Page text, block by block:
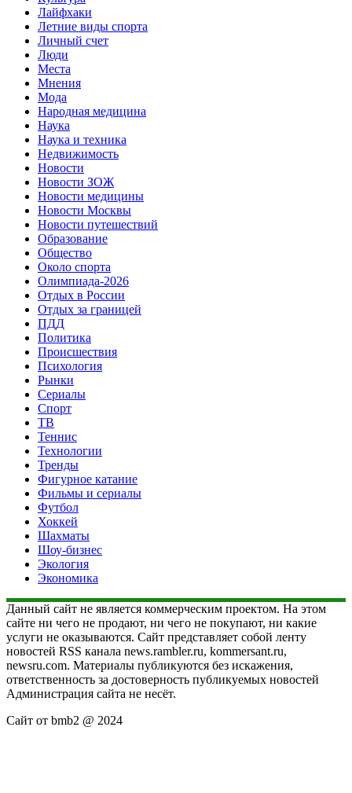
Лайфхаки
Летние виды спорта
Личный счет
Люди
Места
Мнения
Мода
Народная медицина
Наука
Наука и техника
Недвижимость
Новости
Новости ЗОЖ
Новости медицины
Новости Москвы
Новости путешествий
Образование
Общество
Около спорта
Олимпиада-2026
Отдых в России
Отдых за границей
ПДД
Политика
Происшествия
Психология
Рынки
Сериалы
Спорт
ТВ
Теннис
Технологии
Тренды
Фигурное катание
Фильмы и сериалы
Футбол
Хоккей
Шахматы
Шоу-бизнес
Экология
Экономика
Данный сайт не является коммерческим проектом. На этом
сайте ни чего не продают, ни чего не покупают, ни какие
услуги не оказываются. Сайт представляет собой ленту
новостей RSS канала news.rambler.ru, kommersant.ru,
newsru.com. Материалы публикуются без искажения,
ответственность за достоверность публикуемых новостей
Администрация сайта не несёт.
Сайт от bmb2 @ 2024